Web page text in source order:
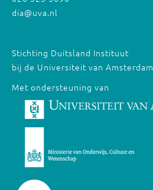
dia@uva.nl
Stichting Duitsland Instituut
bij de Universiteit van Amsterdam
Met ondersteuning van